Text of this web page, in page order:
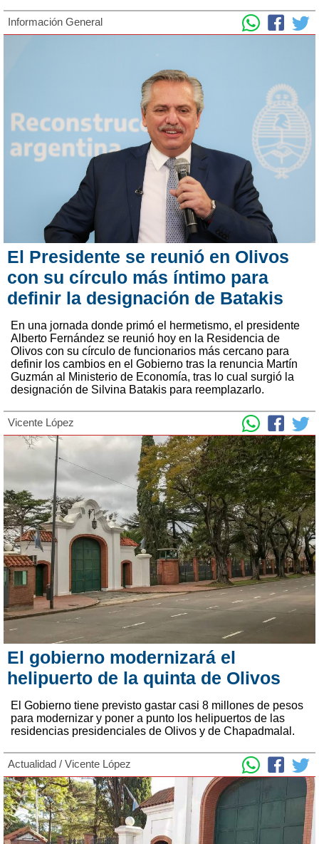
Información General
El Presidente se reunió en Olivos
con su círculo más íntimo para
definir la designación de Batakis
En una jornada donde primó el hermetismo, el presidente
Alberto Fernández se reunió hoy en la Residencia de
Olivos con su círculo de funcionarios más cercano para
definir los cambios en el Gobierno tras la renuncia Martín
Guzmán al Ministerio de Economía, tras lo cual surgió la
designación de Silvina Batakis para reemplazarlo.
Vicente López
El gobierno modernizará el
helipuerto de la quinta de Olivos
El Gobierno tiene previsto gastar casi 8 millones de pesos
para modernizar y poner a punto los helipuertos de las
residencias presidenciales de Olivos y de Chapadmalal.
Actualidad / Vicente López